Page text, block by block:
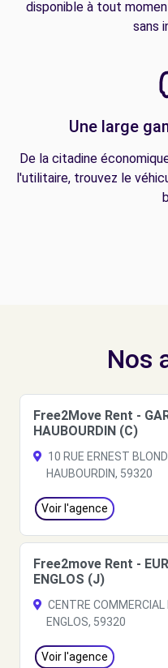
disponible à tout
sans
Une large
De la citadine
l'utilitaire, trouvez le
Nos
Free2Move Rent -
HAUBOURDIN (C)
10 RUE ERNEST
HAUBOURDIN, 59320
Voir l'agence
Free2move Rent -
ENGLOS (J)
CENTRE COMMERCIAL
ENGLOS, 59320
Voir l'agence